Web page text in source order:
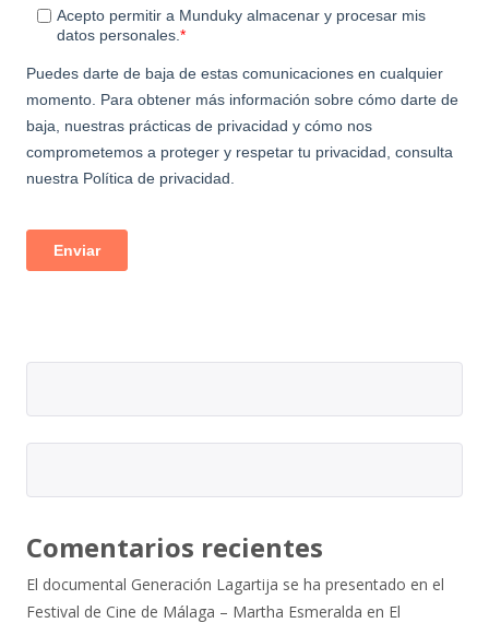
Comentarios recientes
El documental Generación Lagartija se ha presentado en el
Festival de Cine de Málaga – Martha Esmeralda en El